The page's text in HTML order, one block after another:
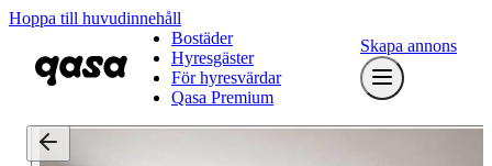
Hoppa till huvudinnehåll
Bostäder
Hyresgäster
För hyresvärdar
Qasa Premium
Skapa annons